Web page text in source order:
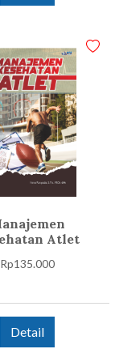
Atlet
Rp135.000
Detail